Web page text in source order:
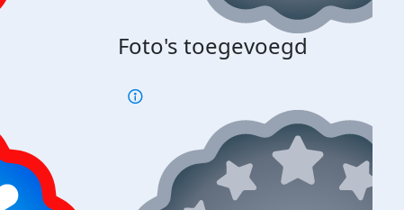
Foto's toegevoegd